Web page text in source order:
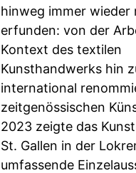
hinweg immer wieder
erfunden: von der
Kontext des textilen
Kunsthandwerks hin
international
zeitgenössischen
2023 zeigte das
St. Gallen in der
umfassende